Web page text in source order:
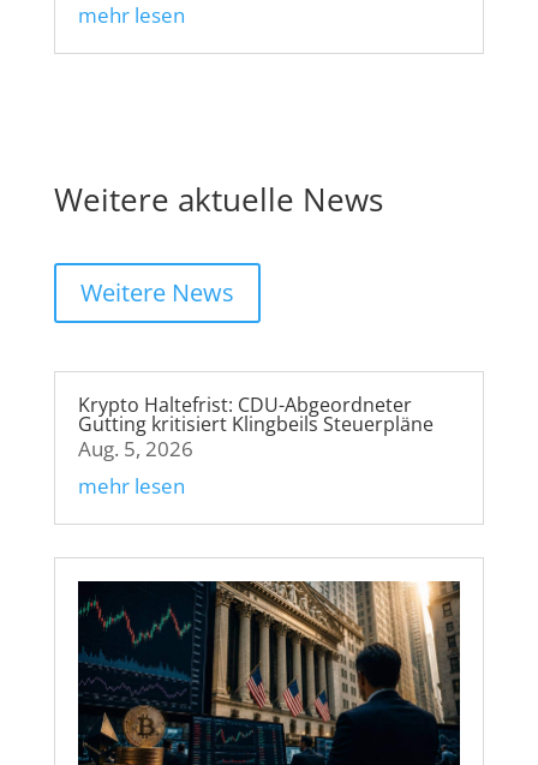
mehr lesen
Weitere aktuelle News
Weitere News
Krypto Haltefrist: CDU-Abgeordneter
Gutting kritisiert Klingbeils Steuerpläne
Aug. 5, 2026
mehr lesen